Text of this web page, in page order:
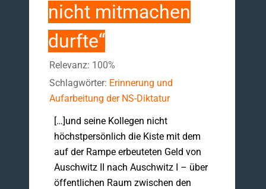
nicht mitmachen
durfte“
Relevanz: 100%
Schlagwörter: Erinnerung und
Aufarbeitung der NS-Diktatur
[…]und seine Kollegen nicht
höchstpersönlich die Kiste mit dem
auf der Rampe erbeuteten Geld von
Auschwitz II nach Auschwitz I – über
öffentlichen Raum zwischen den